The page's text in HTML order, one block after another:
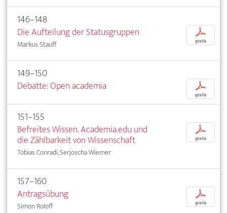
146–148
Die Aufteilung der Statusgruppen
Markus Stauff
p
gratis
149–150
Debatte: Open academia
p
gratis
151–155
Befreites Wissen. Academia.edu und
die Zählbarkeit von Wissenschaft
Tobias Conradi, Serjoscha Wiemer
p
gratis
157–160
Antragsübung
Simon Roloff
p
gratis